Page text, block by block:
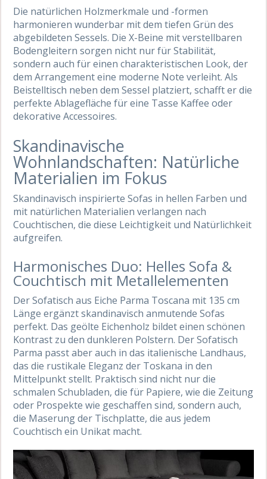
Die natürlichen Holzmerkmale und -formen
harmonieren wunderbar mit dem tiefen Grün des
abgebildeten Sessels. Die X-Beine mit verstellbaren
Bodengleitern sorgen nicht nur für Stabilität,
sondern auch für einen charakteristischen Look, der
dem Arrangement eine moderne Note verleiht. Als
Beistelltisch neben dem Sessel platziert, schafft er die
perfekte Ablagefläche für eine Tasse Kaffee oder
dekorative Accessoires.
Skandinavische
Wohnlandschaften: Natürliche
Materialien im Fokus
Skandinavisch inspirierte Sofas in hellen Farben und
mit natürlichen Materialien verlangen nach
Couchtischen, die diese Leichtigkeit und Natürlichkeit
aufgreifen.
Harmonisches Duo: Helles Sofa &
Couchtisch mit Metallelementen
Der Sofatisch aus Eiche Parma Toscana mit 135 cm
Länge ergänzt skandinavisch anmutende Sofas
perfekt. Das geölte Eichenholz bildet einen schönen
Kontrast zu den dunkleren Polstern. Der Sofatisch
Parma passt aber auch in das italienische Landhaus,
das die rustikale Eleganz der Toskana in den
Mittelpunkt stellt. Praktisch sind nicht nur die
schmalen Schubladen, die für Papiere, wie die Zeitung
oder Prospekte wie geschaffen sind, sondern auch,
die Maserung der Tischplatte, die aus jedem
Couchtisch ein Unikat macht.